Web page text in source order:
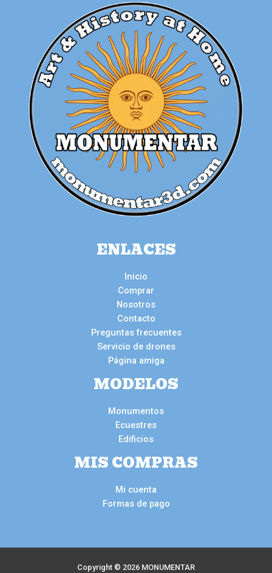
ENLACES
Inicio
Comprar
Nosotros
Contacto
Preguntas frecuentes
Servicio de drones
Página amiga
MODELOS
Monumentos
Ecuestres
Edificios
MIS COMPRAS
Mi cuenta
Formas de pago
Copyright © 2026 MONUMENTAR